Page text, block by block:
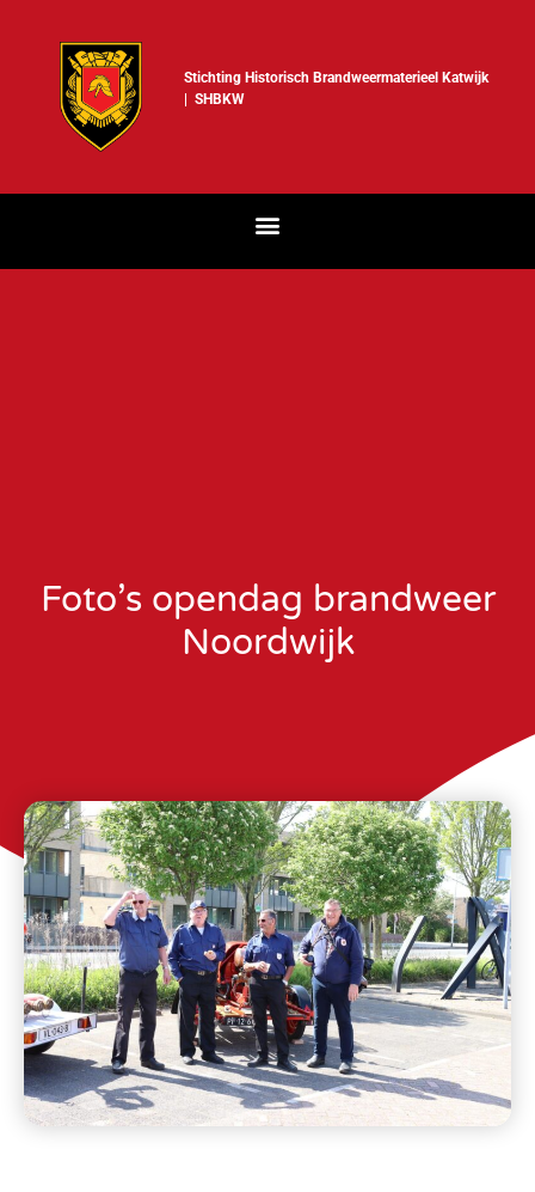
Stichting Historisch Brandweermaterieel Katwijk
| SHBKW
Foto’s opendag brandweer
Noordwijk